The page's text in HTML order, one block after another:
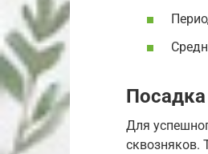
Для
сквозняков.